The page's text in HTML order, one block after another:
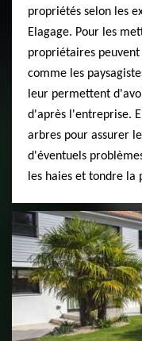
propriétés selon les
Elagage. Pour les
propriétaires
comme les
leur permettent
d'après l'entreprise.
arbres pour assurer
d'éventuels
les haies et tondre la